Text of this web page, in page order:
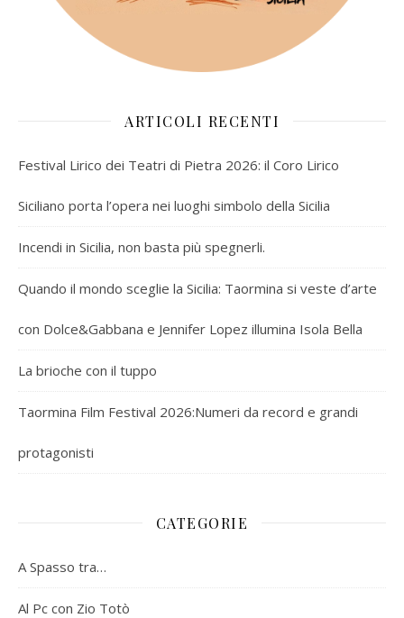
ARTICOLI RECENTI
Festival Lirico dei Teatri di Pietra 2026: il Coro Lirico
Siciliano porta l’opera nei luoghi simbolo della Sicilia
Incendi in Sicilia, non basta più spegnerli.
Quando il mondo sceglie la Sicilia: Taormina si veste d’arte
con Dolce&Gabbana e Jennifer Lopez illumina Isola Bella
La brioche con il tuppo
Taormina Film Festival 2026:Numeri da record e grandi
protagonisti
CATEGORIE
A Spasso tra…
Al Pc con Zio Totò